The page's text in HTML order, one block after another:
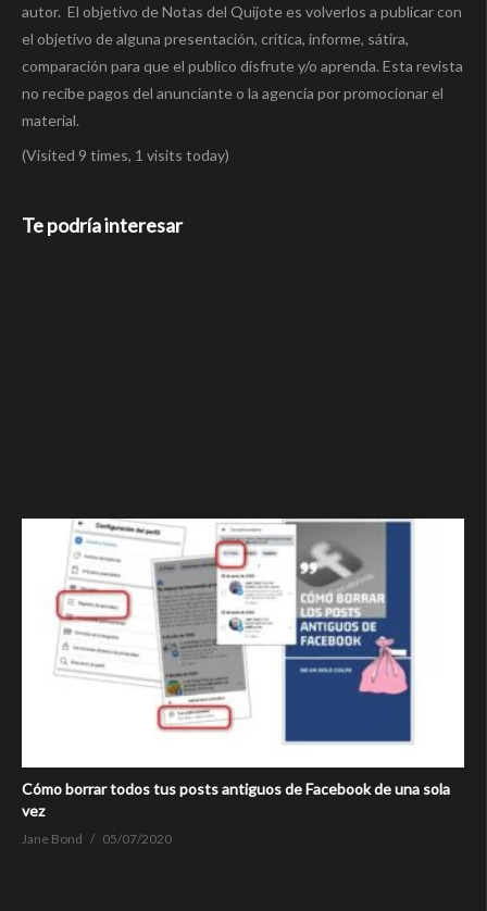
autor. El objetivo de Notas del Quijote es volverlos a publicar con
el objetivo de alguna presentación, crítica, informe, sátira,
comparación para que el publico disfrute y/o aprenda. Esta revista
no recibe pagos del anunciante o la agencia por promocionar el
material.
(Visited 9 times, 1 visits today)
Te podría interesar
Cómo borrar todos tus posts antiguos de Facebook de una sola
vez
Jane Bond 05/07/2020